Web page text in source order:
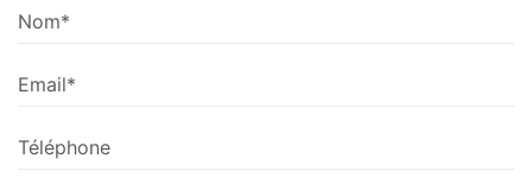
Nom*
Email*
Téléphone